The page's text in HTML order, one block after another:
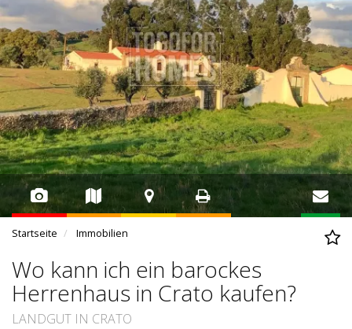
Startseite Immobilien
Wo kann ich ein barockes
Herrenhaus in Crato kaufen?
LANDGUT IN CRATO